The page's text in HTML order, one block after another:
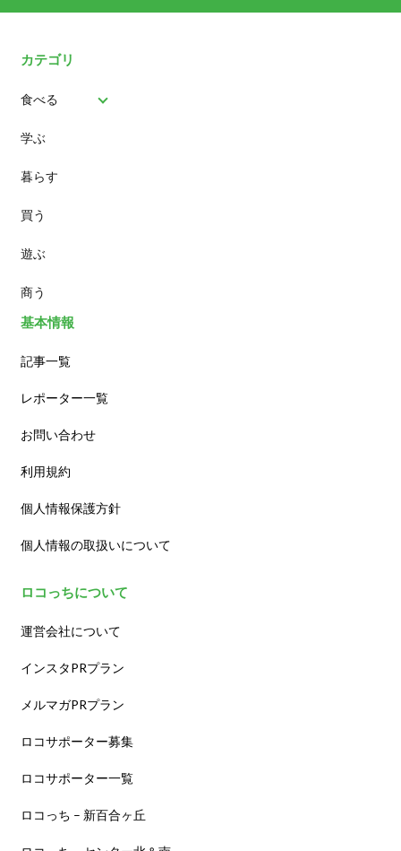
カテゴリ
食べる
パン
スイーツ
ランチ
カフェ
学ぶ
暮らす
買う
遊ぶ
商う
基本情報
記事一覧
レポーター一覧
お問い合わせ
利用規約
個人情報保護方針
個人情報の取扱いについて
ロコっちについて
運営会社について
インスタPRプラン
メルマガPRプラン
ロコサポーター募集
ロコサポーター一覧
ロコっち – 新百合ヶ丘